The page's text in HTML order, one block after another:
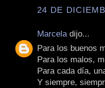
24 DE
Marcela dijo...
Para los buenos
Para los malos,
Para cada día,
Y siempre,